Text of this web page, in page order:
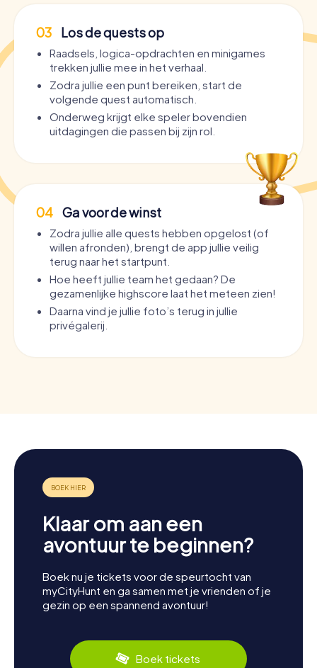
03 Los de quests op
Raadsels, logica-opdrachten en minigames
trekken jullie mee in het verhaal.
Zodra jullie een punt bereiken, start de
volgende quest automatisch.
Onderweg krijgt elke speler bovendien
uitdagingen die passen bij zijn rol.
04 Ga voor de winst
Zodra jullie alle quests hebben opgelost (of
willen afronden), brengt de app jullie veilig
terug naar het startpunt.
Hoe heeft jullie team het gedaan? De
gezamenlijke highscore laat het meteen zien!
Daarna vind je jullie foto’s terug in jullie
privégalerij.
Klaar om aan een
avontuur te beginnen?
Boek nu je tickets voor de speurtocht van
myCityHunt en ga samen met je vrienden of je
gezin op een spannend avontuur!
Boek tickets